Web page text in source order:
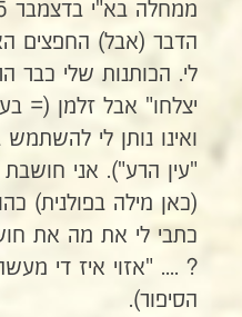
הדבר (אבל) החפצים
לי. הכותנות שלי כבר
יצלחו" אבל זלמן (=
ואינו נותן לי
"עין הרע"). אני
(כאן מילה בפולנית)
כתבי לי את מה את
? .... "אזוי איז די
הסיפור).